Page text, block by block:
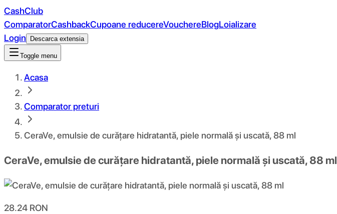
CashClub
ComparatorCashbackCupoane reducereVouchereBlogLoializare
Login
Descarca extensia
Toggle menu
Acasa
Comparator preturi
CeraVe, emulsie de curățare hidratantă, piele normală și uscată, 88 ml
CeraVe, emulsie de curățare hidratantă, piele normală și uscată, 88 ml
28.24 RON